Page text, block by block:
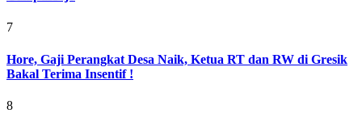
7
Hore, Gaji Perangkat Desa Naik, Ketua RT dan RW di Gresik
Bakal Terima Insentif !
8